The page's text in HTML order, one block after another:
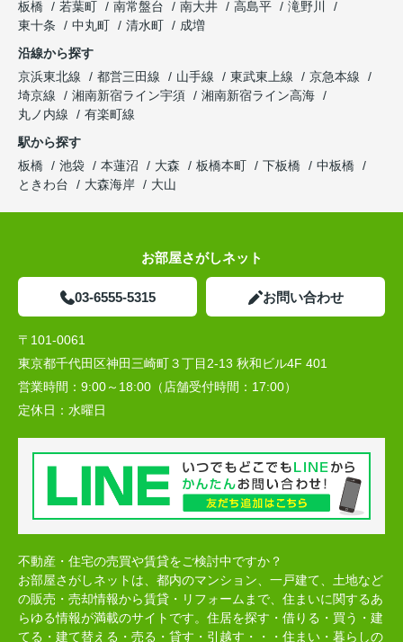
板橋
若葉町 南常盤台 南大井 高島平
滝野川
東十条
中丸町 清水町
成増
沿線から探す
京浜東北線
都営三田線 山手線 東武東上線
京急本線
埼京線
湘南新宿ライン宇須
湘南新宿ライン高海
丸ノ内線
有楽町線
駅から探す
板橋
池袋 本蓮沼 大森 板橋本町 下板橋
中板橋
ときわ台
大森海岸 大山
お部屋さがしネット
03-6555-5315 お問い合わせ
〒101-0061
東京都千代田区神田三崎町３丁目2-13 秋和ビル4F 401
営業時間： 9:00～18:00（店舗受付時間：17:00）
定休日： 水曜日
不動産・住宅の売買や賃貸をご検討中ですか？
お部屋さがしネットは、都内のマンション、一戸建て、土地など
の販売・売却情報から賃貸・リフォームまで、住まいに関するあ
らゆる情報が満載のサイトです。住居を探す・借りる・買う・建
てる・建て替える・売る・貸す・引越す・・・住まい・暮らしの